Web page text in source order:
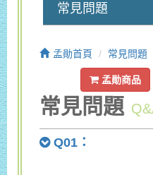
常見問題
孟勛首頁 常見問題
孟勛商品
常見問題
Q01：